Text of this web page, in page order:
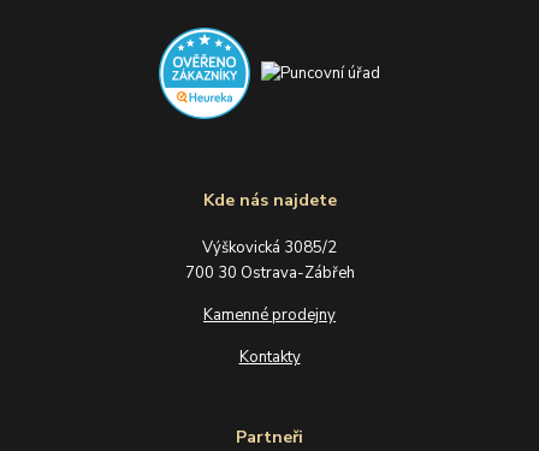
Kde nás najdete
Výškovická 3085/2
700 30 Ostrava-Zábřeh
Kamenné prodejny
Kontakty
Partneři